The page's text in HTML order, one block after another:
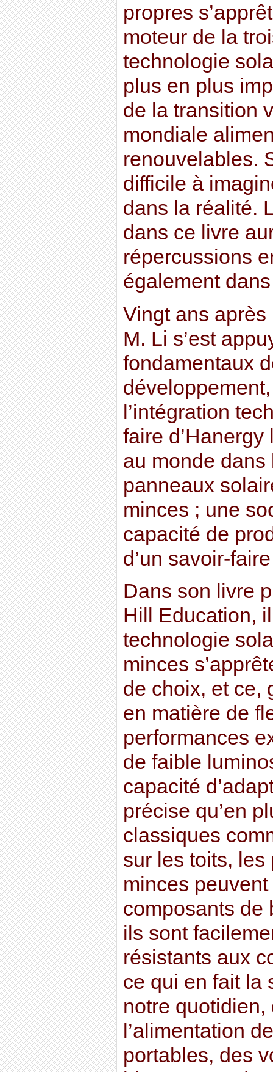
propres
moteur de la
technologie
plus en plus
de la transition
mondiale
renouvelables.
difficile à
dans la réalité.
dans ce livre
répercussions
également
Vingt ans après
M. Li s’est
fondamentaux
l’intégration
faire
au monde dans
panneaux
minces ; une
capacité de
d’un savoir-
Dans son livre
Hill Education,
technologie
minces
de choix, et ce,
en matière de
performances
de faible
capacité
précise qu’en
classiques
sur les toits,
minces
composants de
ils sont
résistants aux
ce qui en fait la
notre quotidien,
l’alimentation
portables, des